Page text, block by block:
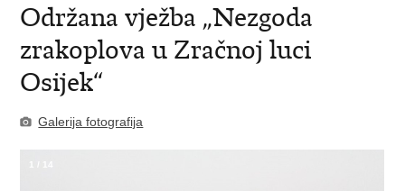
Održana vježba „Nezgoda
zrakoplova u Zračnoj luci
Osijek“
Galerija fotografija